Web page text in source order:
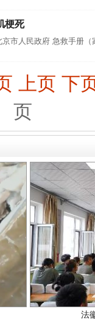
梗死
京市人民政府 急救手册
上页 下
页
法